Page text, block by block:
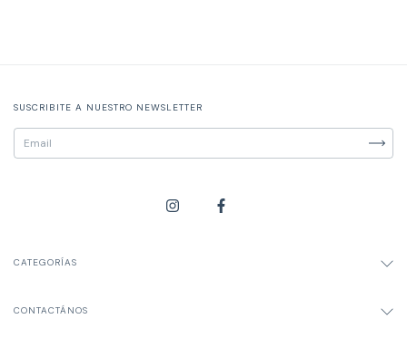
SUSCRIBITE A NUESTRO NEWSLETTER
CATEGORÍAS
CONTACTÁNOS